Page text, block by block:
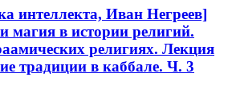
интеллекта, Иван Негреев]
магия в истории религий.
религиях. Лекция
традиции в каббале. Ч. 3